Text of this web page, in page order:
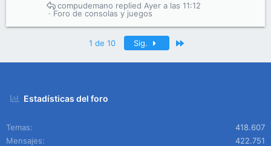
Foro de consolas y juegos
Ayer a las 11:12
compudemano
1 de 10 Sig.
Estadísticas del foro
Temas
418.607
Mensajes
422.751